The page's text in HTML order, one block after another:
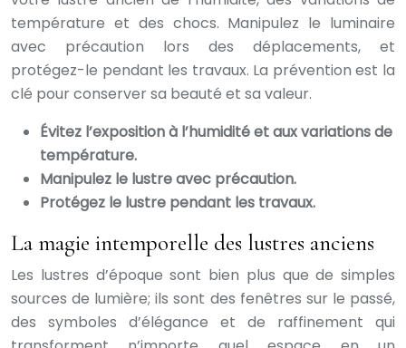
température et des chocs. Manipulez le luminaire
avec précaution lors des déplacements, et
protégez-le pendant les travaux. La prévention est la
clé pour conserver sa beauté et sa valeur.
Évitez l’exposition à l’humidité et aux variations de
température.
Manipulez le lustre avec précaution.
Protégez le lustre pendant les travaux.
La magie intemporelle des lustres anciens
Les lustres d’époque sont bien plus que de simples
sources de lumière; ils sont des fenêtres sur le passé,
des symboles d’élégance et de raffinement qui